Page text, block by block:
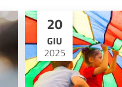
20
GIU
2025